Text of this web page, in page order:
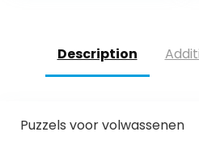
Description
Puzzels voor volwassenen